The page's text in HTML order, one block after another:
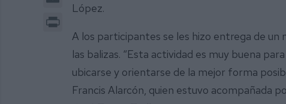
López.
A los participantes se les hizo entrega de un
las balizas. “Esta actividad es muy buena
ubicarse y orientarse de la mejor forma
Francis Alarcón, quien estuvo acompañada